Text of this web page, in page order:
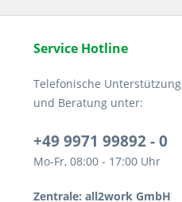
Service Hotline
Telefonische Unterstützung
und Beratung unter:
+49 9971 99892 - 0
Mo-Fr, 08:00 - 17:00 Uhr
Zentrale: all2work GmbH